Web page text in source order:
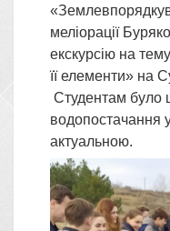
меліорації
екскурсію на
її елементи» на
Студентам було
водопостачання
актуальною.